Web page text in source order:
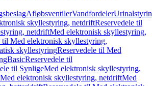
AfløbsventilerVandfordeler
skyllestyring, netdriftReservedele til
netdriftMed elektronisk skyllestyring,
til Med elektronisk skyllestyring,
skyllestyringReservedele til Med
BasicReservedele til
til SynligeMed elektronisk skyllestyring,
elektronisk skyllestyring, netdriftMed